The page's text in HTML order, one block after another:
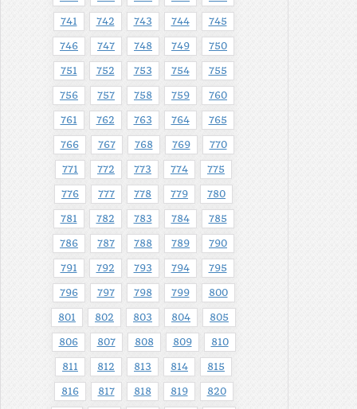
741 742 743 744 745
746 747 748 749 750
751 752 753 754 755
756 757 758 759 760
761 762 763 764 765
766 767 768 769 770
771 772 773 774 775
776 777 778 779 780
781 782 783 784 785
786 787 788 789 790
791 792 793 794 795
796 797 798 799 800
801 802 803 804 805
806 807 808 809 810
811 812 813 814 815
816 817 818 819 820